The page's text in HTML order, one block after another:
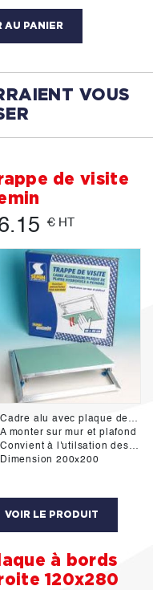
AU PANIER
VOUS
de visite
€ HT
Cadre alu avec plaque de pâtre hydro
A monter sur mur et plafond
Convient à l'utilsation des pieces humides
Dimension 200x200
VOIR LE PRODUIT
à bords
120x280